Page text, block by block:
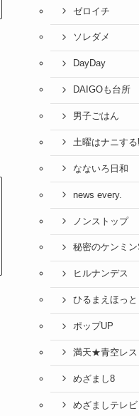
ゼロイチ
ソレダメ
DayDay
DAIGOも台所
男子ごはん
土曜はナニする
なないろ日和
news every.
ノンストップ
秘密のケンミ
ヒルナンデス
ひるまえほっと
ポップUP
満天★青空レス
めざまし8
めざましテレビ